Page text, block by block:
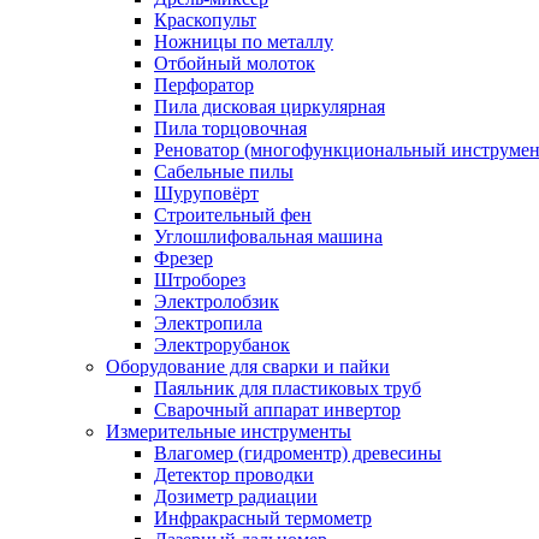
Краскопульт
Ножницы по металлу
Отбойный молоток
Перфоратор
Пила дисковая циркулярная
Пила торцовочная
Реноватор (многофункциональный
Сабельные пилы
Шуруповёрт
Строительный фен
Углошлифовальная машина
Фрезер
Штроборез
Электролобзик
Электропила
Электрорубанок
Оборудование для сварки и пайки
Паяльник для пластиковых труб
Сварочный аппарат инвертор
Измерительные инструменты
Влагомер (гидроментр) древесины
Детектор проводки
Дозиметр радиации
Инфракрасный термометр